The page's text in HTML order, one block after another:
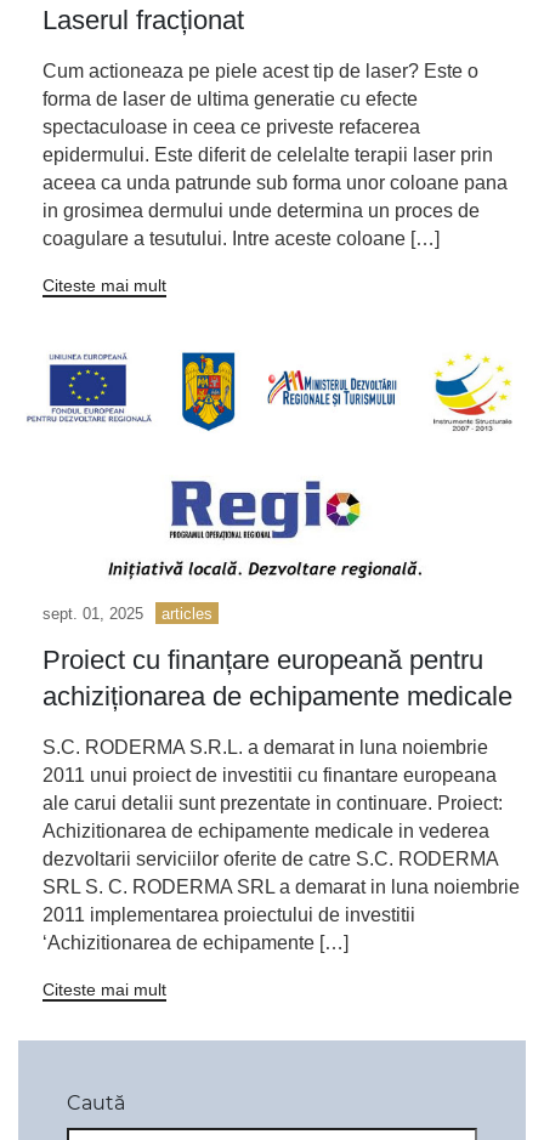
Laserul fracționat
Cum actioneaza pe piele acest tip de laser? Este o
forma de laser de ultima generatie cu efecte
spectaculoase in ceea ce priveste refacerea
epidermului. Este diferit de celelalte terapii laser prin
aceea ca unda patrunde sub forma unor coloane pana
in grosimea dermului unde determina un proces de
coagulare a tesutului. Intre aceste coloane […]
Citeste mai mult
sept. 01, 2025 articles
Proiect cu finanțare europeană pentru
achiziționarea de echipamente medicale
S.C. RODERMA S.R.L. a demarat in luna noiembrie
2011 unui proiect de investitii cu finantare europeana
ale carui detalii sunt prezentate in continuare. Proiect:
Achizitionarea de echipamente medicale in vederea
dezvoltarii serviciilor oferite de catre S.C. RODERMA
SRL S. C. RODERMA SRL a demarat in luna noiembrie
2011 implementarea proiectului de investitii
‘Achizitionarea de echipamente […]
Citeste mai mult
Caută